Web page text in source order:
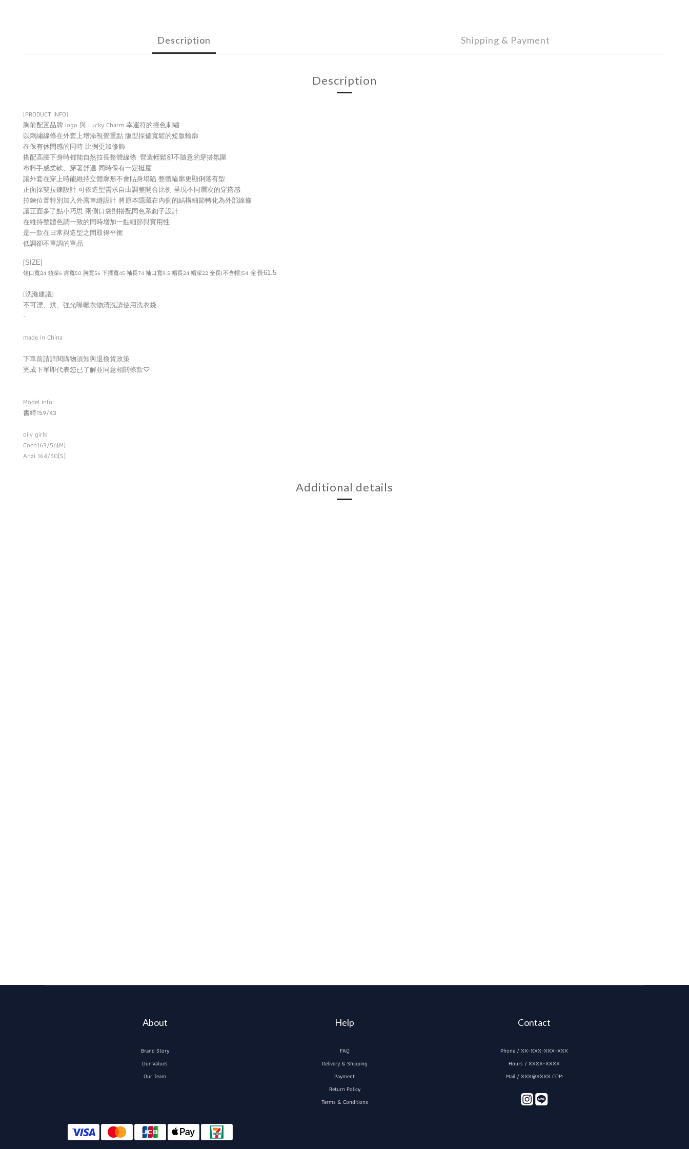
Description Shipping & Payment
Description
[PRODUCT INFO]
胸前配置品牌 logo 與 Lucky Charm 幸運符的撞色刺繡
以刺繡線條在外套上增添視覺重點 版型採偏寬鬆的短版輪廓
在保有休閒感的同時 比例更加修飾
搭配高腰下身時都能自然拉長整體線條 營造輕鬆卻不隨意的穿搭氛圍
布料手感柔軟、穿著舒適 同時保有一定挺度
讓外套在穿上時能維持立體廓形不會貼身塌陷 整體輪廓更顯俐落有型
正面採雙拉鍊設計 可依造型需求自由調整開合比例 呈現不同層次的穿搭感
拉鍊位置特別加入外露車縫設計 將原本隱藏在內側的結構細節轉化為外部線條
讓正面多了點小巧思 兩側口袋則搭配同色系釦子設計
在維持整體色調一致的同時增加一點細節與實用性
是一款在日常與造型之間取得平衡
低調卻不單調的單品
[SIZE]
領口寬24 領深6 肩寬50 胸寬56 下擺寬45 袖長74 袖口寬9.5 帽長24 帽深22 全長(不含帽)54 全長61.5
[洗滌建議]
不可漂、烘、強光曝曬衣物清洗請使用洗衣袋
-
made in China
下單前請詳閱購物須知與退換貨政策
完成下單即代表您已了解並同意相關條款♡
Model info:
書綺159/43
oiiv girls
Coco163/56(M)
Anzi 164/50(S)
Additional details
About
Brand Story
Our Values
Our Team
Help
FAQ
Delivery & Shipping
Payment
Return Policy
Terms & Conditions
Contact
Phone / XX-XXX-XXX-XXX
Hours / XXXX-XXXX
Mail / XXX@XXXX.COM